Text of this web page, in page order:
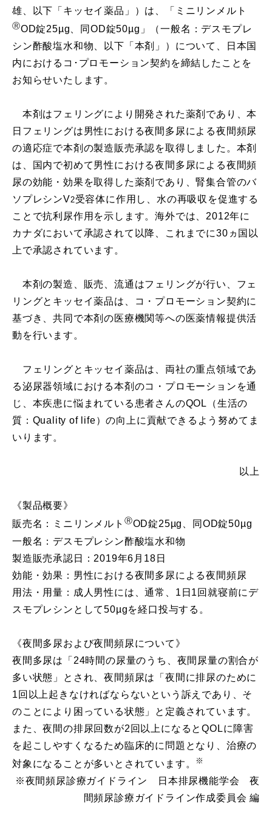
雄、以下「キッセイ薬品」）は、「ミニリンメルト
ⓇOD錠25µg、同OD錠50µg」（一般名：デスモプレ
シン酢酸塩水和物、以下「本剤」）について、日本国
内におけるコ･プロモーション契約を締結したことを
お知らせいたします。
本剤はフェリングにより開発された薬剤であり、本
日フェリングは男性における夜間多尿による夜間頻尿
の適応症で本剤の製造販売承認を取得しました。本剤
は、国内で初めて男性における夜間多尿による夜間頻
尿の効能・効果を取得した薬剤であり、腎集合管のバ
ソプレシンV2受容体に作用し、水の再吸収を促進する
ことで抗利尿作用を示します。海外では、2012年に
カナダにおいて承認されて以降、これまでに30ヵ国以
上で承認されています。
本剤の製造、販売、流通はフェリングが行い、フェ
リングとキッセイ薬品は、コ・プロモーション契約に
基づき、共同で本剤の医療機関等への医薬情報提供活
動を行います。
フェリングとキッセイ薬品は、両社の重点領域であ
る泌尿器領域における本剤のコ・プロモーションを通
じ、本疾患に悩まれている患者さんのQOL（生活の
質：Quality of life）の向上に貢献できるよう努めてま
いります。
以上
《製品概要》
販売名：ミニリンメルト ⓇOD錠25µg、同OD錠50µg
一般名：デスモプレシン酢酸塩水和物
製造販売承認日：2019年6月18日
効能・効果：男性における夜間多尿による夜間頻尿
用法・用量：成人男性には、通常、1日1回就寝前にデ
スモプレシンとして50µgを経口投与する。
《夜間多尿および夜間頻尿について》
夜間多尿は「24時間の尿量のうち、夜間尿量の割合が
多い状態」とされ、夜間頻尿は「夜間に排尿のために
1回以上起きなければならないという訴えであり、そ
のことにより困っている状態」と定義されています。
また、夜間の排尿回数が2回以上になるとQOLに障害
を起こしやすくなるため臨床的に問題となり、治療の
対象になることが多いとされています。
※
※夜間頻尿診療ガイドライン 日本排尿機能学会 夜
間頻尿診療ガイドライン作成委員会 編